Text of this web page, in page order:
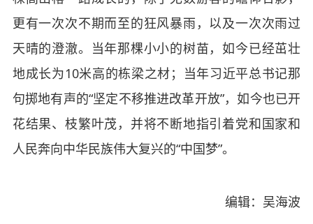
更有一次次不期而至的狂风暴雨，以及一次次雨过
天晴的澄澈。当年那棵小小的树苗，如今已经茁壮
地成长为10米高的栋梁之材；当年习近平总书记那
句掷地有声的“坚定不移推进改革开放”，如今也已开
花结果、枝繁叶茂，并将不断地指引着党和国家和
人民奔向中华民族伟大复兴的“中国梦”。
编辑：吴海波